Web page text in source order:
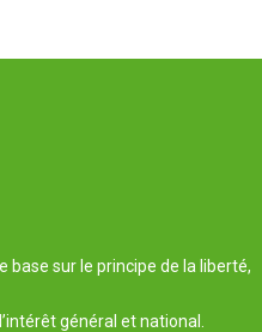
base sur le principe de la liberté,
général et national.